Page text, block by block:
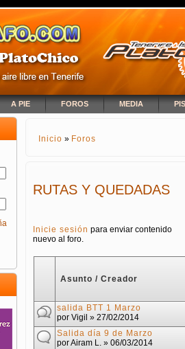
A PIE FOROS MEDIA
SE ENCUENTRA USTED
Inicio » Foros
RUTAS Y QUEDADAS
Inicie sesión para enviar contenido
nuevo al foro.
PÁGINAS
Asunto / Creador
salida BTT 1 Marzo
por Vigil » 27/02/2014
Salida día 9 de Marzo
porAiram L. » 06/03/2014